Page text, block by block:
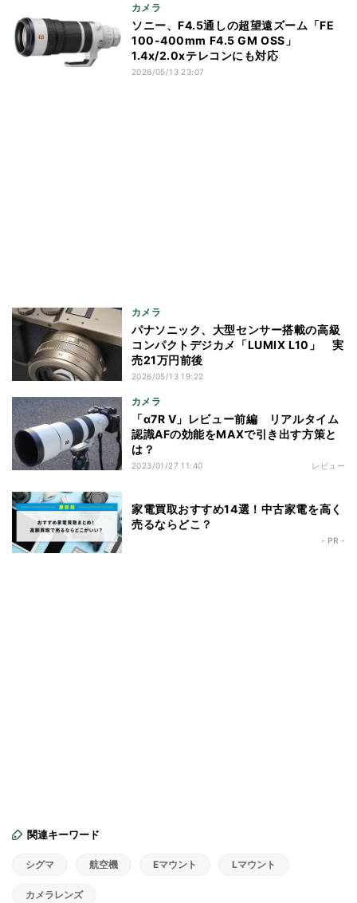
カメラ
ソニー、F4.5通しの超望遠ズーム「FE
100-400mm F4.5 GM OSS」
1.4x/2.0xテレコンにも対応
2026/05/13 23:07
カメラ
パナソニック、大型センサー搭載の高級
コンパクトデジカメ「LUMIX L10」 実
売21万円前後
2026/05/13 19:22
カメラ
「α7R V」レビュー前編 リアルタイム
認識AFの効能をMAXで引き出す方策と
は？
2023/01/27 11:40 レビュー
家電買取おすすめ14選！中古家電を高く
売るならどこ？
- PR -
関連キーワード
シグマ 航空機 Eマウント Lマウント
カメラレンズ